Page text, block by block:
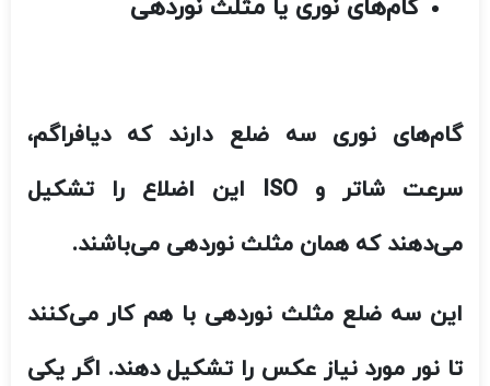
گام‌های نوری یا مثلث نوردهی
گام‌های نوری سه ضلع دارند که دیافراگم،
سرعت شاتر و ISO این اضلاع را تشکیل
می‌دهند که همان مثلث نوردهی می‌باشند.
این سه ضلع مثلث نوردهی با هم کار می‌کنند
تا نور مورد نیاز عکس را تشکیل دهند. اگر یکی